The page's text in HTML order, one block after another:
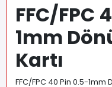
FFC/FPC
1mm
Kartı
FFC/FPC 40 Pin 0.5-1mm